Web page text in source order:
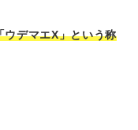
ウデマエX」という称